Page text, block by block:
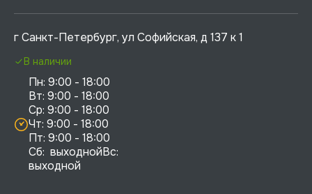
г Санкт-Петербург, ул Софийская, д 137 к 1
Пн: 9:00 - 18:00
Вт: 9:00 - 18:00
Ср: 9:00 - 18:00
Чт: 9:00 - 18:00
Пт: 9:00 - 18:00
Сб:  выходнойВс:
выходной
В наличии